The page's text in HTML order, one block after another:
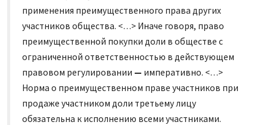
применения преимущественного права других
участников общества. <…> Иначе говоря, право
преимущественной покупки доли в обществе с
ограниченной ответственностью в действующем
правовом регулировании — императивно. <…>
Норма о преимущественном праве участников при
продаже участником доли третьему лицу
обязательна к исполнению всеми участниками.